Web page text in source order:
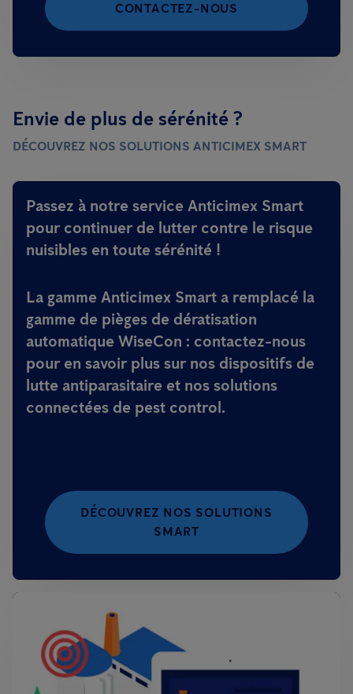
CONTACTEZ-NOUS
Envie de plus de sérénité ?
DÉCOUVREZ NOS SOLUTIONS ANTICIMEX SMART
Passez à notre service Anticimex Smart
pour continuer de lutter contre le risque
nuisibles en toute sérénité !
La gamme Anticimex Smart a remplacé la
gamme de pièges de dératisation
automatique WiseCon : contactez-nous
pour en savoir plus sur nos dispositifs de
lutte antiparasitaire et nos solutions
connectées de pest control.
DÉCOUVREZ NOS SOLUTIONS
SMART